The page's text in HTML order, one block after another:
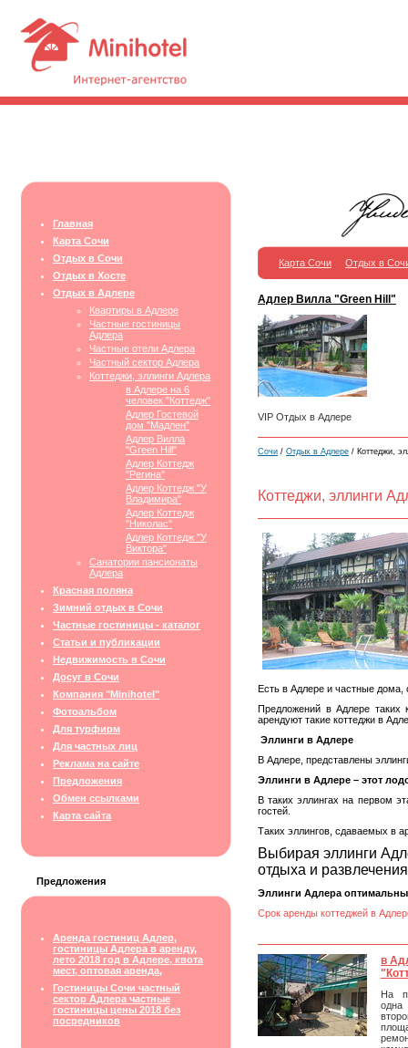
Главная
Карта Сочи
Отдых в Сочи
Отдых в Хосте
Отдых в Адлере
Квартиры в Адлере
Частные гостиницы
Адлера
Частные отели Адлера
Частный сектор Адлера
Коттеджи, эллинги Адлера
в Адлере на 6
человек "Коттедж"
Адлер Гостевой
дом "Мадлен"
Адлер Вилла
"Green Hill"
Адлер Коттедж
"Регина"
Адлер Коттедж "У
Владимира"
Адлер Коттедж
"Николас"
Адлер Коттедж "У
Виктора"
Санатории пансионаты
Адлера
Красная поляна
Зимний отдых в Сочи
Частные гостиницы - каталог
Статьи и публикации
Недвижимость в Сочи
Досуг в Сочи
Компания "Minihotel"
Фотоальбом
Для турфирм
Для частных лиц
Реклама на сайте
Предложения
Обмен ссылками
Карта сайта
Предложения
Аренда гостиниц Адлер,
гостиницы Адлера в аренду,
лето 2018 год в Адлере, квота
мест, оптовая аренда,
Гостиницы Сочи частный
сектор Адлера частные
гостиницы цены 2018 без
посредников
Карта Сочи Отдых в
Адлер Вилла "Green Hill"
VIP Отдых в Адлере
Сочи / Отдых в Адлере / Коттеджи,
Коттеджи, эллинги
Есть в Адлере и частные дома,
Предложений в Адлере таких
арендуют такие коттеджи в
Эллинги в Адлере
В Адлере, представлены
Эллинги в Адлере – этот
В таких эллингах на первом
гостей.
Таких эллингов, сдаваемых в
Выбирая эллинги
отдыха и
Эллинги Адлера оптимальны
Срок аренды коттеджей в
в
На
одна